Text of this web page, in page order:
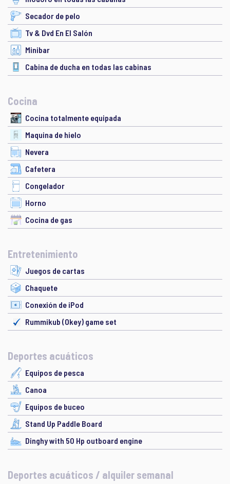
Secador de pelo
Tv & Dvd En El Salón
Minibar
Cabina de ducha en todas las cabinas
Cocina
Cocina totalmente equipada
Maquina de hielo
Nevera
Cafetera
Congelador
Horno
Cocina de gas
Entretenimiento
Juegos de cartas
Chaquete
Conexión de iPod
Rummikub (Okey) game set
Deportes acuáticos
Equipos de pesca
Canoa
Equipos de buceo
Stand Up Paddle Board
Dinghy with 50 Hp outboard engine
Deportes acuáticos / alquiler semanal